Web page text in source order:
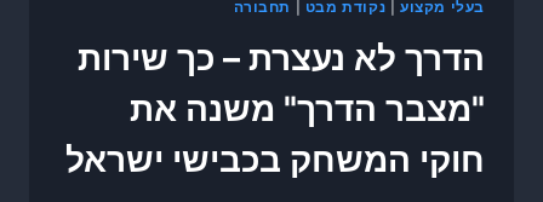
בעלי מקצוע| נקודת מבט תחבורה
הדרך לא נעצרת – כך שירות
"מצבר הדרך" משנה את
חוקי המשחק בכבישי ישראל